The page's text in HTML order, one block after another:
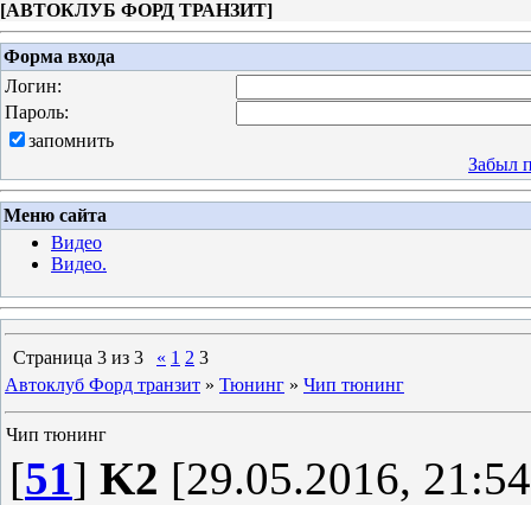
[АВТОКЛУБ ФОРД ТРАНЗИТ]
Форма входа
Логин:
Пароль:
запомнить
Забыл
Меню сайта
Видео
Видео.
Страница 3 из 3 « 1 2 3
Автоклуб Форд транзит » Тюнинг » Чип тюнинг
Чип тюнинг
[51] K2 [29.05.2016,